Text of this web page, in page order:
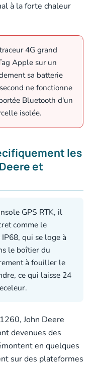
à la forte chaleur
4G grand
Apple sur un
sa batterie
ne fonctionne
Bluetooth d'un
isolée.
les
et
GPS RTK, il
comme le
qui se loge à
le boîtier du
à fouiller le
ce qui laisse 24
John Deere
devenues des
en quelques
sur des plateformes